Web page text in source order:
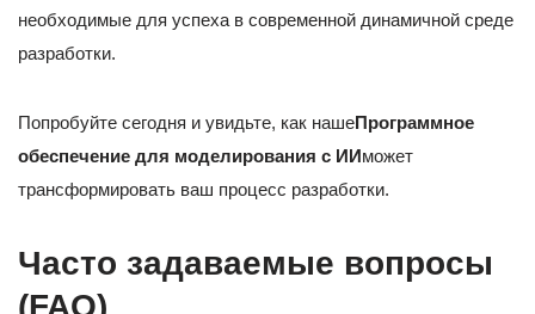
необходимые для успеха в современной динамичной среде
разработки.
Попробуйте сегодня и увидьте, как нашеПрограммное
обеспечение для моделирования с ИИможет
трансформировать ваш процесс разработки.
Часто задаваемые вопросы
(FAQ)